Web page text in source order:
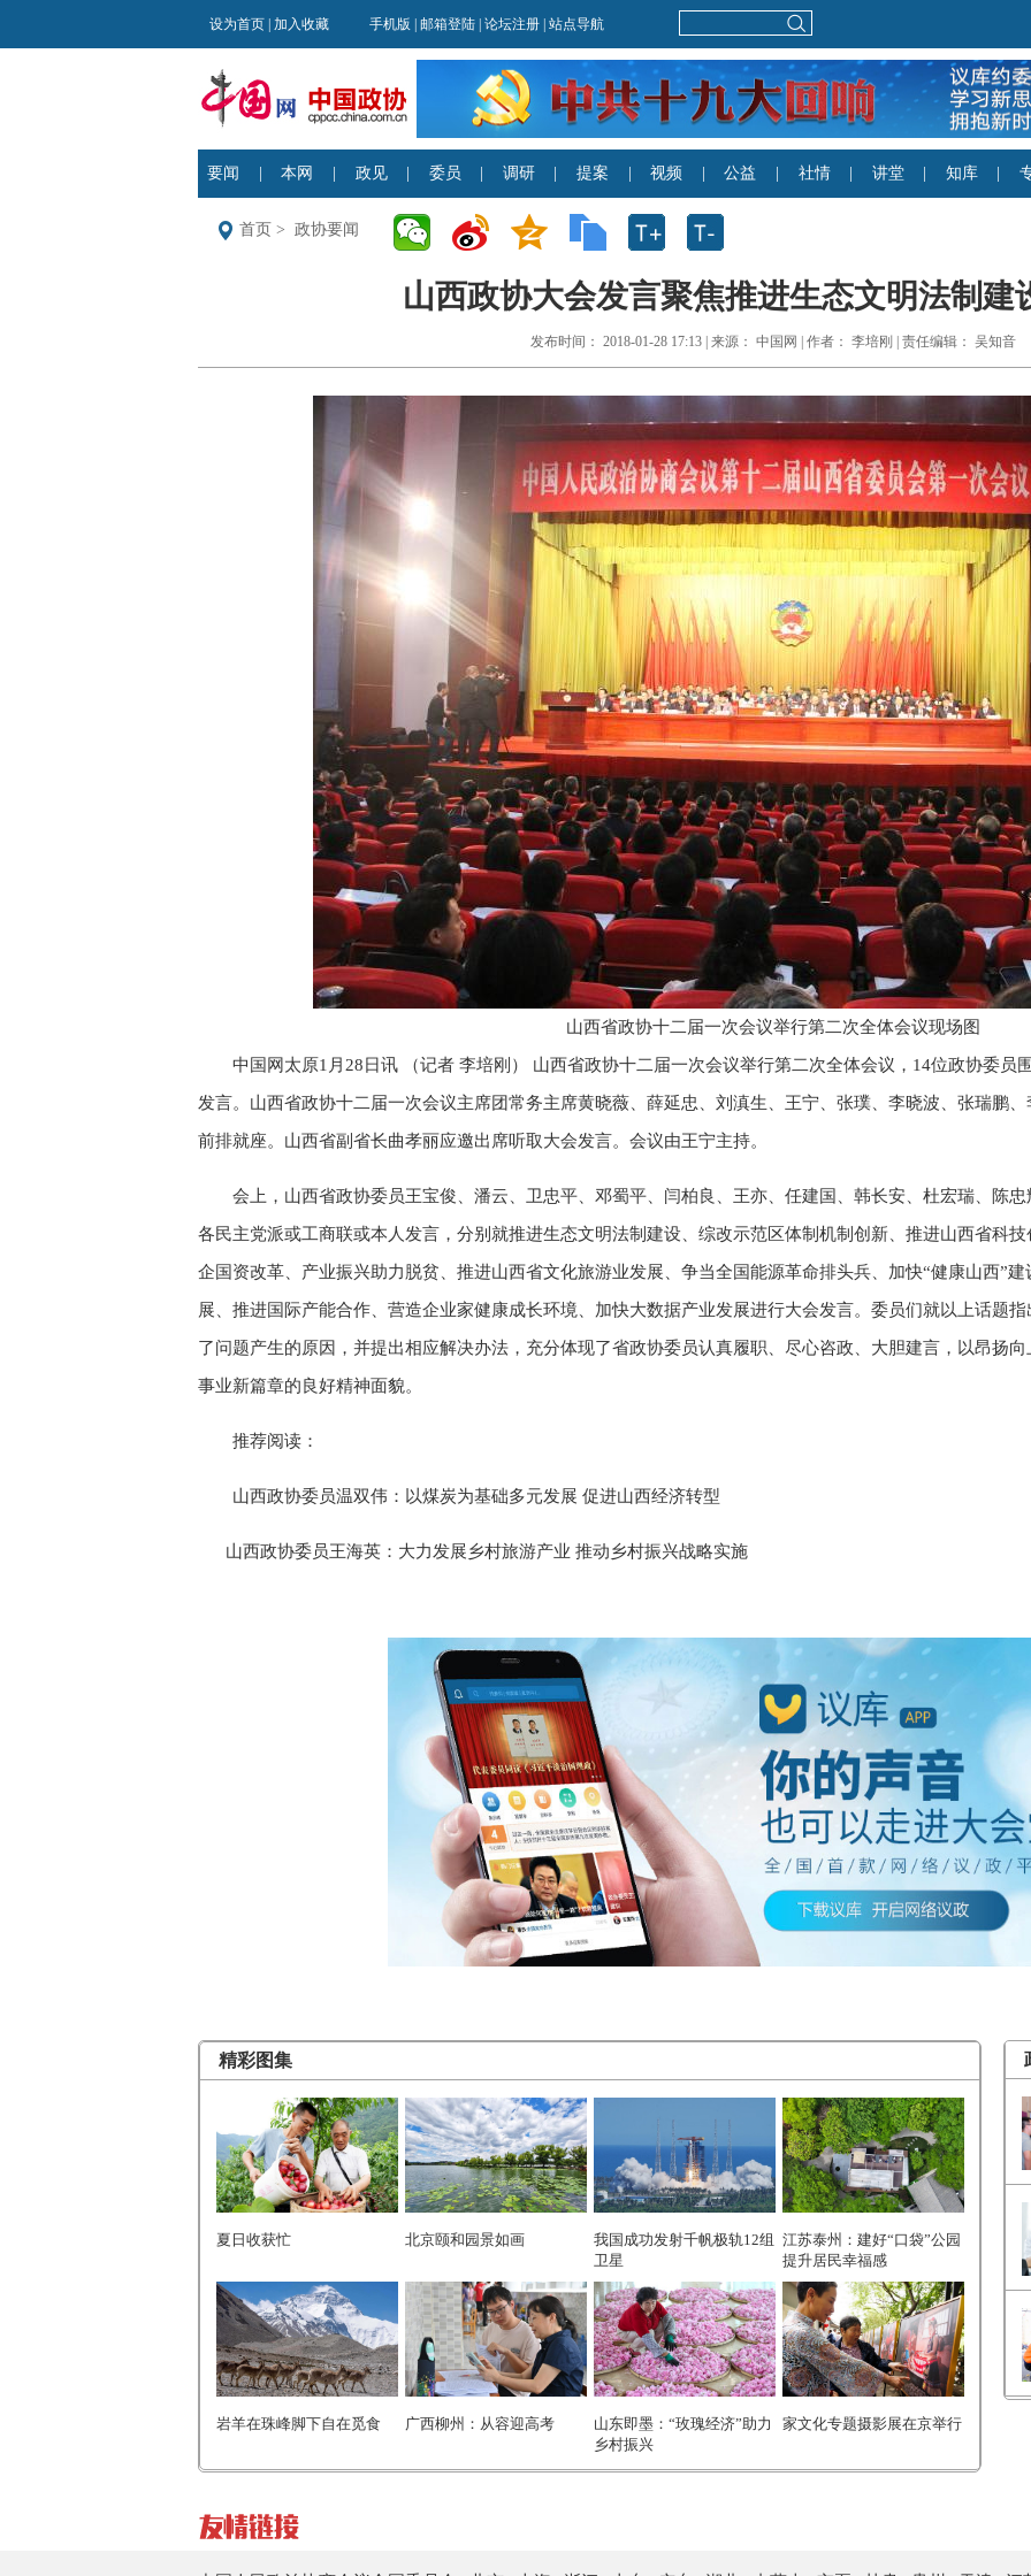
首页 > 政协要闻
山西政协大会发言聚焦推进生态文明法制建
发布时间： 2018-01-28 17:13 | 来源： 中国网 | 作者： 李培刚 | 责任编辑： 吴知音
山西省政协十二届一次会议举行第二次全体会议现场图
中国网太原1月28日讯 （记者 李培刚） 山西省政协十二届一次会议举行第二次全体会议，14位政协委员
发言。山西省政协十二届一次会议主席团常务主席黄晓薇、薛延忠、刘滇生、王宁、张璞、李晓波、张瑞鹏
前排就座。山西省副省长曲孝丽应邀出席听取大会发言。会议由王宁主持。
会上，山西省政协委员王宝俊、潘云、卫忠平、邓蜀平、闫柏良、王亦、任建国、韩长安、杜宏瑞、陈
各民主党派或工商联或本人发言，分别就推进生态文明法制建设、综改示范区体制机制创新、推进山西省科
企国资改革、产业振兴助力脱贫、推进山西省文化旅游业发展、争当全国能源革命排头兵、加快“健康山西”
展、推进国际产能合作、营造企业家健康成长环境、加快大数据产业发展进行大会发言。委员们就以上话题
了问题产生的原因，并提出相应解决办法，充分体现了省政协委员认真履职、尽心咨政、大胆建言，以昂扬
事业新篇章的良好精神面貌。
推荐阅读：
山西政协委员温双伟：以煤炭为基础多元发展 促进山西经济转型
山西政协委员王海英：大力发展乡村旅游产业 推动乡村振兴战略实施